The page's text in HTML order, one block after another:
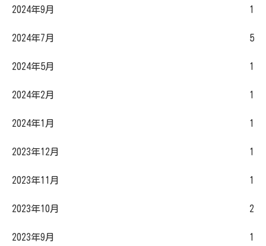
2024年9月 1
2024年7月 5
2024年5月 1
2024年2月 1
2024年1月 1
2023年12月 1
2023年11月 1
2023年10月 2
2023年9月 1